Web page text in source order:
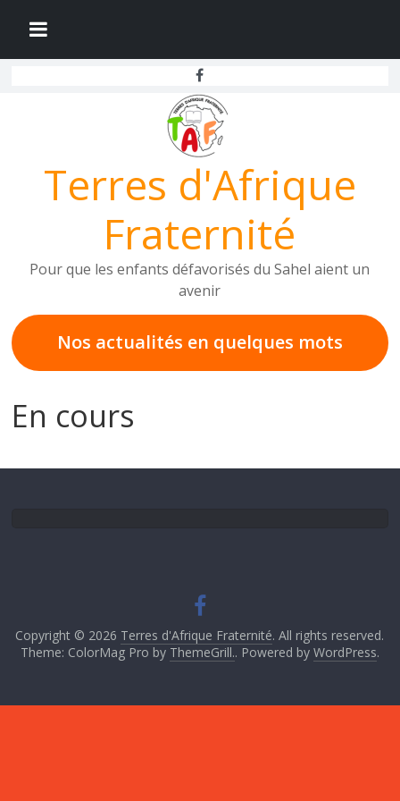
contenu
Terres d'Afrique
Fraternité
Pour que les enfants défavorisés du Sahel aient un
avenir
Nos actualités en quelques mots
En cours
Copyright © 2026 Terres d'Afrique Fraternité. All rights reserved.
Theme: ColorMag Pro by ThemeGrill.. Powered by WordPress.